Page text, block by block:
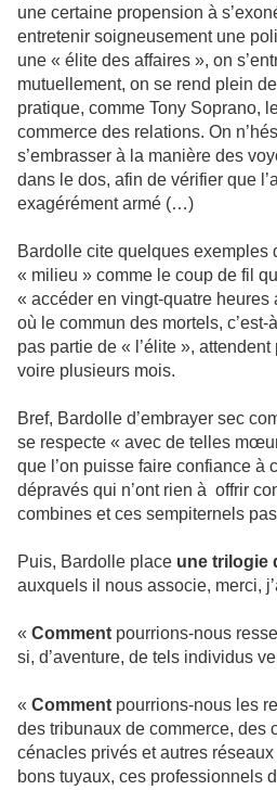
une certaine propension à
entretenir soigneusement une
une « élite des affaires », on
mutuellement, on se rend plein
pratique, comme Tony Soprano,
commerce des relations. On
s’embrasser à la manière des
dans le dos, afin de vérifier que
exagérément armé (…)
Bardolle cite quelques exemples
« milieu » comme le coup de fil
« accéder en vingt-quatre heures
où le commun des mortels,
pas partie de « l’élite »,
voire plusieurs mois.
Bref, Bardolle d’embrayer sec
se respecte « avec de telles
que l’on puisse faire confiance à
dépravés qui n’ont rien à offrir
combines et ces sempiternels
Puis, Bardolle place une trilogie
auxquels il nous associe, merci,
« Comment pourrions-nous
si, d’aventure, de tels individus
« Comment pourrions-nous les
des tribunaux de commerce, des
cénacles privés et autres réseaux
bons tuyaux, ces professionnels